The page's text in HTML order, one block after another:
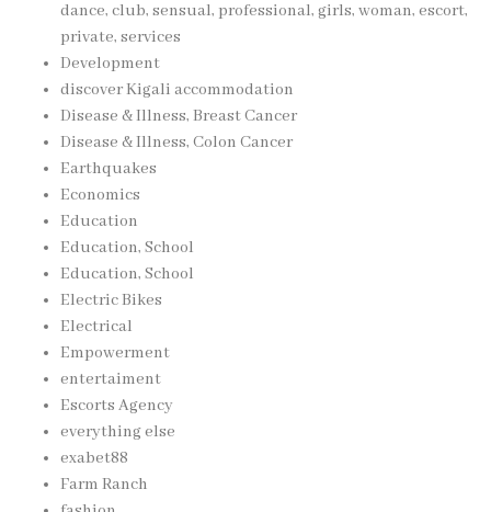
dance, club, sensual, professional, girls, woman, escort,
private, services
Development
discover Kigali accommodation
Disease & Illness, Breast Cancer
Disease & Illness, Colon Cancer
Earthquakes
Economics
Education
Education, School
Education, School
Electric Bikes
Electrical
Empowerment
entertaiment
Escorts Agency
everything else
exabet88
Farm Ranch